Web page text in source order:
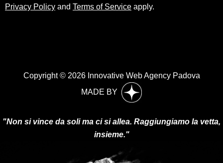
Privacy Policy and Terms of Service apply.
Copyright © 2026 Innovative Web Agency Padova
MADE BY
"Non si vince da soli ma ci si allea. Raggiungiamo la vetta,
insieme."